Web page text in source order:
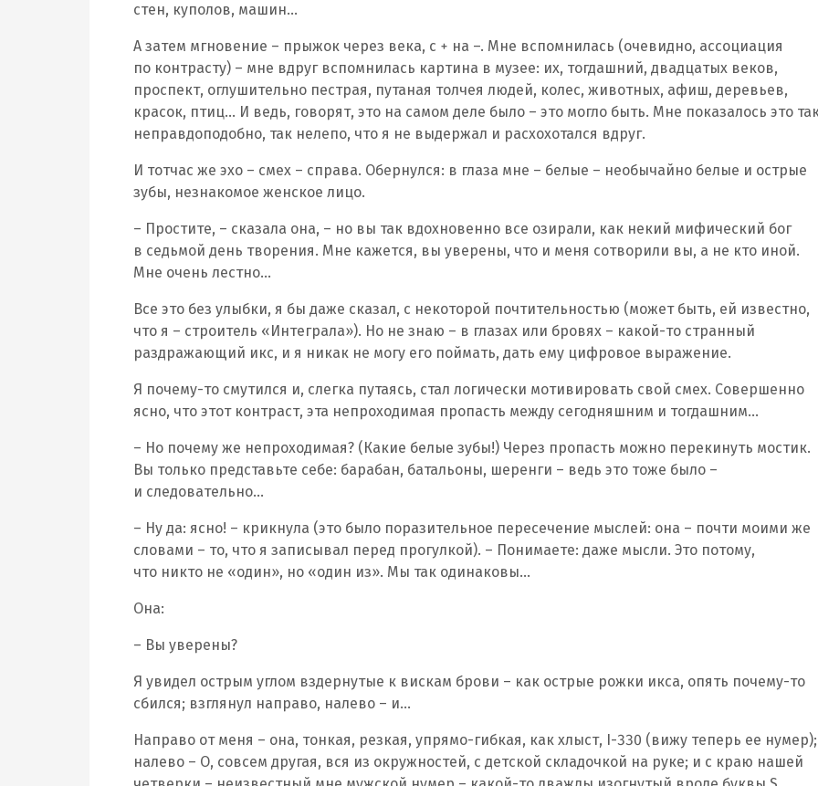
стен, куполов, машин…
А затем мгновение – прыжок через века, с + на –. Мне вспомнилась (очевидно, ассоциация
по контрасту) – мне вдруг вспомнилась картина в музее: их, тогдашний, двадцатых веков,
проспект, оглушительно пестрая, путаная толчея людей, колес, животных, афиш, деревьев,
красок, птиц… И ведь, говорят, это на самом деле было – это могло быть. Мне показалось это
неправдоподобно, так нелепо, что я не выдержал и расхохотался вдруг.
И тотчас же эхо – смех – справа. Обернулся: в глаза мне – белые – необычайно белые и острые
зубы, незнакомое женское лицо.
– Простите, – сказала она, – но вы так вдохновенно все озирали, как некий мифический бог
в седьмой день творения. Мне кажется, вы уверены, что и меня сотворили вы, а не кто иной.
Мне очень лестно…
Все это без улыбки, я бы даже сказал, с некоторой почтительностью (может быть, ей известно,
что я – строитель «Интеграла»). Но не знаю – в глазах или бровях – какой-то странный
раздражающий икс, и я никак не могу его поймать, дать ему цифровое выражение.
Я почему-то смутился и, слегка путаясь, стал логически мотивировать свой смех. Совершенно
ясно, что этот контраст, эта непроходимая пропасть между сегодняшним и тогдашним…
– Но почему же непроходимая? (Какие белые зубы!) Через пропасть можно перекинуть мостик.
Вы только представьте себе: барабан, батальоны, шеренги – ведь это тоже было –
и следовательно…
– Ну да: ясно! – крикнула (это было поразительное пересечение мыслей: она – почти моими же
словами – то, что я записывал перед прогулкой). – Понимаете: даже мысли. Это потому,
что никто не «один», но «один из». Мы так одинаковы…
Она:
– Вы уверены?
Я увидел острым углом вздернутые к вискам брови – как острые рожки икса, опять почему-то
сбился; взглянул направо, налево – и…
Направо от меня – она, тонкая, резкая, упрямо-гибкая, как хлыст, I-330 (вижу теперь ее нумер);
налево – О, совсем другая, вся из окружностей, с детской складочкой на руке; и с краю нашей